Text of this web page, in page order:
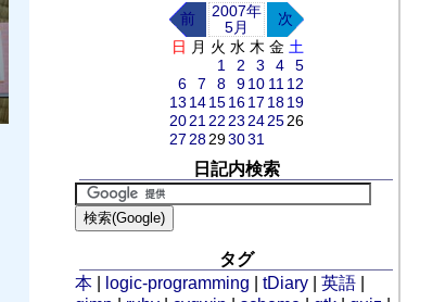
前
2007年
5月
次
日 月 火 水 木 金 土
1
2 3 4
5
6
7 8 9 10 11 12
13 14 15 16 17 18 19
20 21 22 23 24 25 26
27 28 293031
日記内検索
タグ
本
logic-programming |tDiary |英語